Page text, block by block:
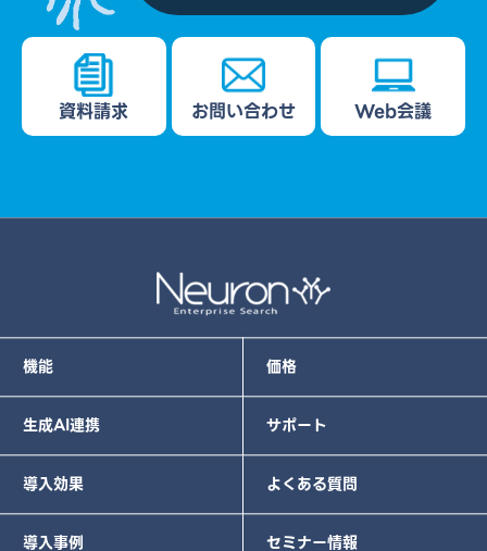
資料請求 お問い合わせ Web会議
機能 価格
生成AI連携 サポート
導入効果 よくある質問
導入事例 セミナー情報